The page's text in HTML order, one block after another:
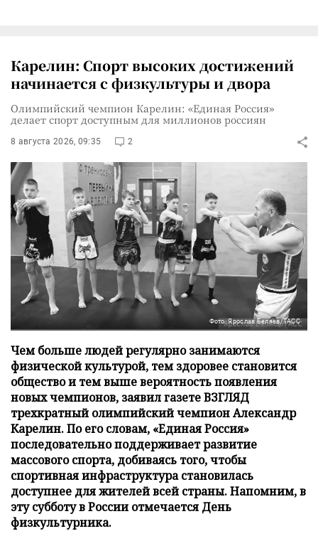
Карелин: Спорт высоких достижений
начинается с физкультуры и двора
Олимпийский чемпион Карелин: «Единая Россия»
делает спорт доступным для миллионов россиян
8 августа 2026, 09:35 2
Фото: Ярослав Беляев/ТАСС
Чем больше людей регулярно занимаются
физической культурой, тем здоровее становится
общество и тем выше вероятность появления
новых чемпионов, заявил газете ВЗГЛЯД
трехкратный олимпийский чемпион Александр
Карелин. По его словам, «Единая Россия»
последовательно поддерживает развитие
массового спорта, добиваясь того, чтобы
спортивная инфраструктура становилась
доступнее для жителей всей страны. Напомним, в
эту субботу в России отмечается День
физкультурника.